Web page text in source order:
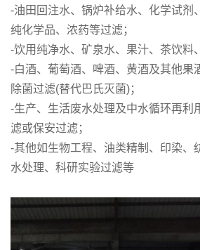
-油田回注水、锅炉补给水、化学试剂
纯化学品、浓药等过滤；
-饮用纯净水、矿泉水、果汁、茶饮料
-白酒、葡萄酒、啤酒、黄酒及其他果
除菌过滤(替代巴氏灭菌)；
-生产、生活废水处理及中水循环再利
滤或保安过滤；
-其他如生物工程、油类精制、印染、
水处理、科研实验过滤等